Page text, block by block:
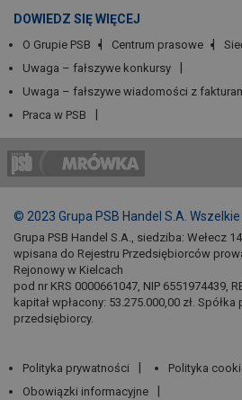
DOWIEDZ SIĘ WIĘCEJ
O Grupie PSB Centrum prasowe
Uwaga – fałszywe konkursy
Uwaga – fałszywe wiadomości z
Praca w PSB
© 2023 Grupa PSB Handel S.A.
Grupa PSB Handel S.A., siedziba: Wełecz
wpisana do Rejestru Przedsiębiorców
Rejonowy w Kielcach
pod nr KRS 0000661047, NIP 6551974439,
kapitał wpłacony: 53.275.000,00 zł.
przedsiębiorcy.
Polityka prywatności
Polityka
Obowiązki informacyjne